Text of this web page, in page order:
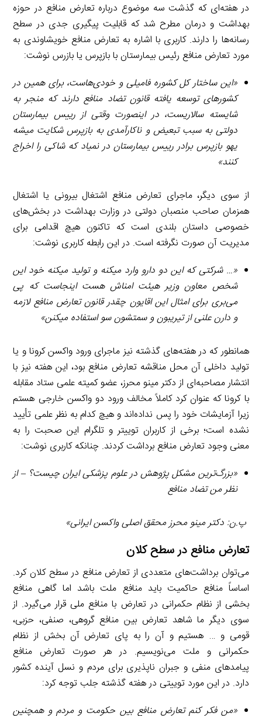
در هفته‌ای که گذشت سه موضوع درباره تعارض منافع در حوزه
بهداشت و درمان مطرح شد که قابلیت پیگیری جدی در سطح
رسانه‌ها را دارند. کاربری با اشاره به تعارض منافع خویشاوندی به
مورد تعارض منافع رئیس بیمارستان با بازپرس یا بازرس نوشت:
«این ساختار کل کشوره فامیلی و خودی‌هاست، برای همین در
کشورهای توسعه یافته قانون تضاد منافع دارند که منجر به
شایسته سالاریست، در اینصورت وقتی از رییس بیمارستان
دولتی به سبب تبعیض و ناکارآمدی به بازپرس شکایت میشه
یهو بازپرس برادر رییس بیمارستان در نمیاد که شاکی را اخراج
کنند»
از سوی دیگر، ماجرای تعارض منافع اشتغال بیرونی یا اشتغال
همزمان صاحب منصبان دولتی در وزارت بهداشت در بخش‌های
خصوصی داستان بلندی است که تاکنون هیچ اقدامی برای
مدیریت آن صورت نگرفته است. در این رابطه کاربری نوشت:
«… شرکتی که این دو دارو وارد میکنه و تولید میکنه خود این
شخص معاون وزیر هیئت امناش هست اینجاست که پی
می‌بری برای امثال این اقایون چقدر قانون تعارض منافع لازمه
و دارن علنی از تیریبون و سمتشون سو استفاده میکنن»
همانطور که در هفته‌های گذشته نیز ماجرای ورود واکسن کرونا و یا
تولید داخلی آن محل مناقشه تعارض منافع بود، این هفته نیز با
انتشار مصاحبه‌ای از دکتر مینو محرز، عضو کمیته علمی ستاد مقابله
با کرونا که عنوان کرد کاملاً مخالف ورود دو واکسن خارجی هستم
زیرا آزمایشات خود را پس نداده‌اند و هیچ کدام به نظر علمی تأیید
نشده است؛ برخی از کاربران توییتر و تلگرام این صحبت را به
معنی وجود تعارض منافع برداشت کردند. چنانکه کاربری نوشت:
«بزرگ‌ترین مشکل پژوهش در علوم پزشکی ایران چیست؟–از
نظر من تضاد منافع
پ.ن: دکتر مینو محرز محقق اصلی واکسن ایرانی»
تعارض منافع در سطح کلان
می‌توان برداشت‌های متعددی از تعارض منافع در سطح کلان کرد.
اساساً منافع حاکمیت باید منافع ملت باشد اما گاهی منافع
بخشی از نظام حکمرانی در تعارض با منافع ملی قرار می‌گیرد. از
سوی دیگر ما شاهد تعارض بین منافع گروهی، صنفی، حزبی،
قومی و … هستیم و آن را به پای تعارض آن بخش از نظام
حکمرانی و ملت می‌نویسیم. در هر صورت تعارض منافع
پیامدهای منفی و جبران ناپذیری برای مردم و نسل آینده کشور
دارد. در این مورد توییتی در هفته گذشته جلب توجه کرد:
«من فکر کنم تعارض منافع بین حکومت و مردم و همچنین